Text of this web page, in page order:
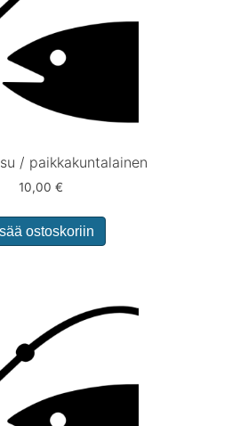
/ paikkakuntalainen
10,00 €
ostoskoriin